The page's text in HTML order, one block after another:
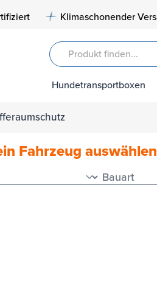
Klimaschonender
Hundetransportboxen
Fahrzeug